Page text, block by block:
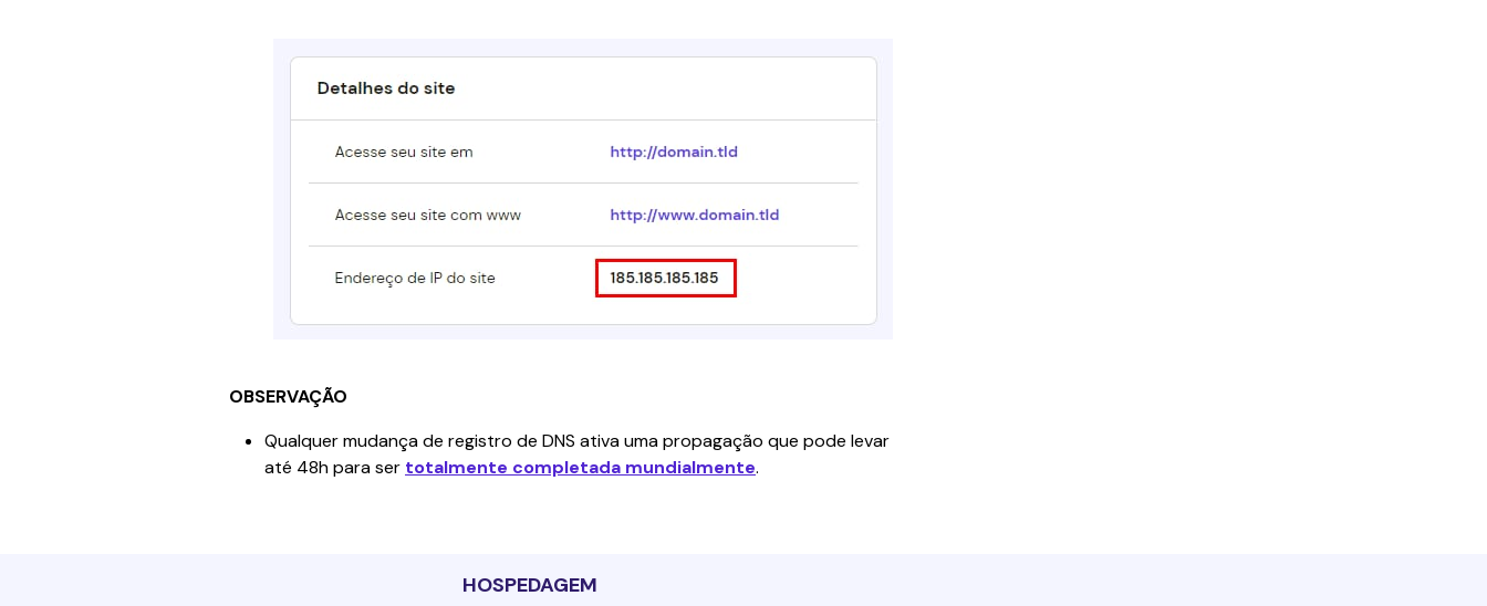
OBSERVAÇÃO
Qualquer mudança de registro de DNS ativa uma propagação que pode levar
até 48h para ser totalmente completada mundialmente.
HOSPEDAGEM